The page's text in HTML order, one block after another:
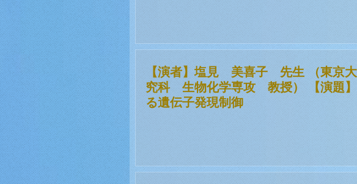
【演者】塩見 美喜子 先生 （東京
究科 生物化学専攻 教授） 【演題
る遺伝子発現制御